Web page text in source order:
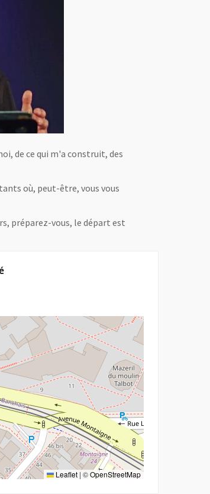
de ce qui m'a construit, des
où, peut-être, vous vous
préparez-vous, le départ est
pour l'handicap Moteur
Leaflet | ©OpenStreetMap